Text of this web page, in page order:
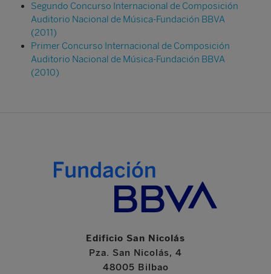
Segundo Concurso Internacional de Composición
Auditorio Nacional de Música-Fundación BBVA
(2011)
Primer Concurso Internacional de Composición
Auditorio Nacional de Música-Fundación BBVA
(2010)
Edificio San Nicolás
Pza. San Nicolás, 4
48005 Bilbao